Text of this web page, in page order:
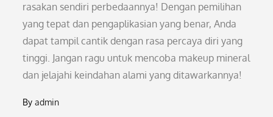
rasakan sendiri perbedaannya! Dengan pemilihan
yang tepat dan pengaplikasian yang benar, Anda
dapat tampil cantik dengan rasa percaya diri yang
tinggi. Jangan ragu untuk mencoba makeup mineral
dan jelajahi keindahan alami yang ditawarkannya!
Byadmin